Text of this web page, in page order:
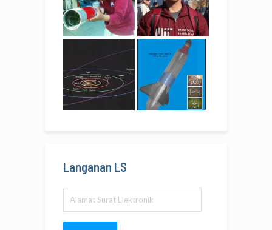
Langanan LS
Surat
Elektronik